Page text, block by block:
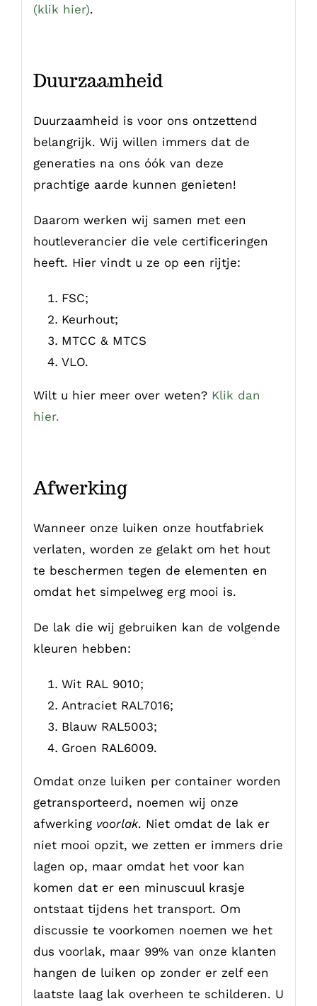
(klik hier).
Duurzaamheid
Duurzaamheid is voor ons ontzettend
belangrijk. Wij willen immers dat de
generaties na ons óók van deze
prachtige aarde kunnen genieten!
Daarom werken wij samen met een
houtleverancier die vele certificeringen
heeft. Hier vindt u ze op een rijtje:
FSC;
Keurhout;
MTCC & MTCS
VLO.
Wilt u hier meer over weten? Klik dan
hier.
Afwerking
Wanneer onze luiken onze houtfabriek
verlaten, worden ze gelakt om het hout
te beschermen tegen de elementen en
omdat het simpelweg erg mooi is.
De lak die wij gebruiken kan de volgende
kleuren hebben:
Wit RAL 9010;
Antraciet RAL7016;
Blauw RAL5003;
Groen RAL6009.
Omdat onze luiken per container worden
getransporteerd, noemen wij onze
afwerking voorlak. Niet omdat de lak er
niet mooi opzit, we zetten er immers drie
lagen op, maar omdat het voor kan
komen dat er een minuscuul krasje
ontstaat tijdens het transport. Om
discussie te voorkomen noemen we het
dus voorlak, maar 99% van onze klanten
hangen de luiken op zonder er zelf een
laatste laag lak overheen te schilderen. U